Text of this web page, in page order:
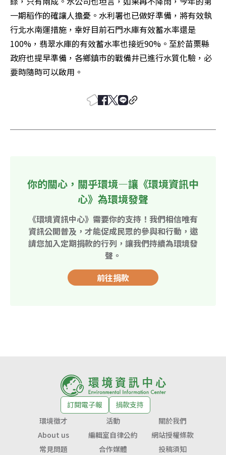
一期稻作的確讓人擔憂。水利署也已做好準備，將有效執
行北水南運措施，幸好目前石門水庫有效蓄水率還是
100%，翡翠水庫的有效蓄水率也接近90%。至於苗栗縣
政府也提早準備，各鄉鎮市的戰備井已進行水質化驗，必
要時隨時可以啟用。
你的關心，關乎環境—讓《環境資訊中
心》為環境發聲
《環境資訊中心》需要你的支持！我們相信唯有
資訊公開普及，才能促成民眾的參與和行動，邀
請您加入定期捐款的行列，讓我們持續為環境發
聲。
前往捐款
訂閱電子報
捐款支持
環境徵才
活動
關於我們
About us
編輯室自律公約
網站授權條款
常見問題
合作媒體 投稿須知